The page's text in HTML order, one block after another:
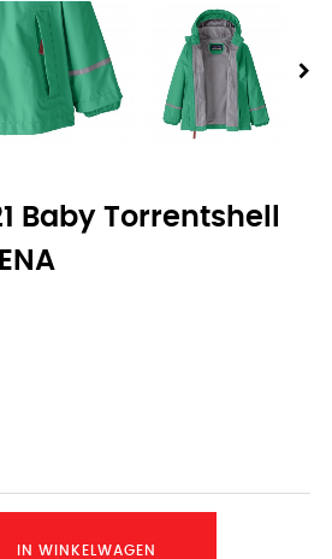
Baby Torrentshell
IN WINKELWAGEN